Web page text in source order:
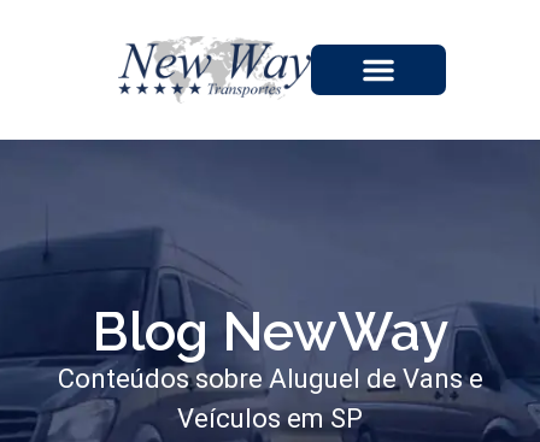
Blog NewWay
Conteúdos sobre Aluguel de Vans e
Veículos em SP